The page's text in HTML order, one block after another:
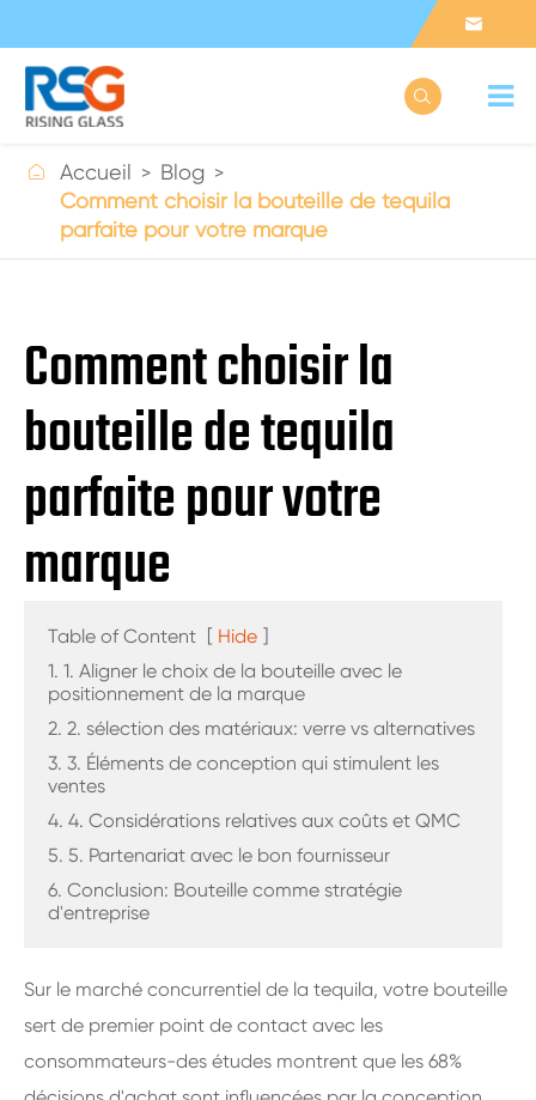


 Accueil
Blog
Comment choisir la bouteille de tequila
parfaite pour votre marque
Comment choisir la
bouteille de tequila
parfaite pour votre
marque
Table of Content [ Hide ]
1. 1. Aligner le choix de la bouteille avec le
positionnement de la marque
2. 2. sélection des matériaux: verre vs alternatives
3. 3. Éléments de conception qui stimulent les
ventes
4. 4. Considérations relatives aux coûts et QMC
5. 5. Partenariat avec le bon fournisseur
6. Conclusion: Bouteille comme stratégie
d'entreprise
Sur le marché concurrentiel de la tequila, votre bouteille
sert de premier point de contact avec les
consommateurs-des études montrent que les 68%